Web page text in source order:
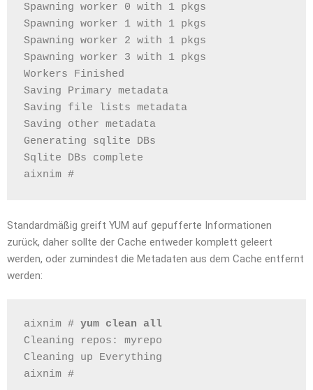
Spawning worker 0 with 1 pkgs
Spawning worker 1 with 1 pkgs
Spawning worker 2 with 1 pkgs
Spawning worker 3 with 1 pkgs
Workers Finished
Saving Primary metadata
Saving file lists metadata
Saving other metadata
Generating sqlite DBs
Sqlite DBs complete
aixnim #
Standardmäßig greift YUM auf gepufferte Informationen
zurück, daher sollte der Cache entweder komplett geleert
werden, oder zumindest die Metadaten aus dem Cache entfernt
werden:
aixnim # yum clean all
Cleaning repos: myrepo
Cleaning up Everything
aixnim #